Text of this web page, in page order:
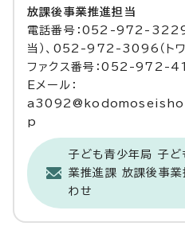
放課後事業推進担当
電話番号：052-972-3229（
当）、052-972-3096（トワ
ファクス番号：052-972-
Eメール：
p
子ども青少年局 子
業推進課 放課後事
わせ